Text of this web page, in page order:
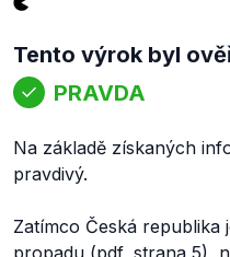
Tento výrok byl
PRAVDA
Na základě získaných
pravdivý.
Zatímco Česká republika
propadu (pdf, strana 5),